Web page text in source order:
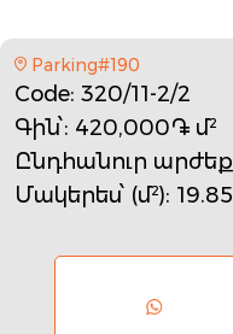
Parking#190
Code: 320/11-2/2
Գին՝: 420,000֏ մ²
Ընդհանուր արժեք
Մակերես՝ (մ²): 19.85